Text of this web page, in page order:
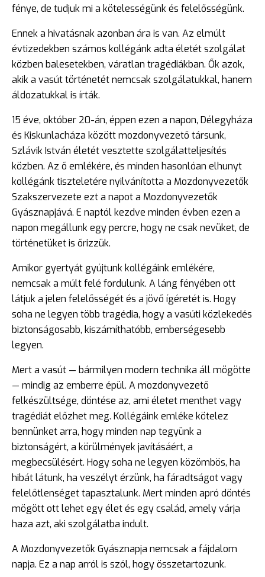
fénye, de tudjuk mi a kötelességünk és felelősségünk.
Ennek a hivatásnak azonban ára is van. Az elmúlt
évtizedekben számos kollégánk adta életét szolgálat
közben balesetekben, váratlan tragédiákban. Ők azok,
akik a vasút történetét nemcsak szolgálatukkal, hanem
áldozatukkal is írták.
15 éve, október 20-án, éppen ezen a napon, Délegyháza
és Kiskunlacháza között mozdonyvezető társunk,
Szlávik István életét vesztette szolgálatteljesítés
közben. Az ő emlékére, és minden hasonlóan elhunyt
kollégánk tiszteletére nyilvánította a Mozdonyvezetők
Szakszervezete ezt a napot a Mozdonyvezetők
Gyásznapjává. E naptól kezdve minden évben ezen a
napon megállunk egy percre, hogy ne csak nevüket, de
történetüket is őrizzük.
Amikor gyertyát gyújtunk kollégáink emlékére,
nemcsak a múlt felé fordulunk. A láng fényében ott
látjuk a jelen felelősségét és a jövő ígéretét is. Hogy
soha ne legyen több tragédia, hogy a vasúti közlekedés
biztonságosabb, kiszámíthatóbb, emberségesebb
legyen.
Mert a vasút — bármilyen modern technika áll mögötte
— mindig az emberre épül. A mozdonyvezető
felkészültsége, döntése az, ami életet menthet vagy
tragédiát előzhet meg. Kollégáink emléke kötelez
bennünket arra, hogy minden nap tegyünk a
biztonságért, a körülmények javításáért, a
megbecsülésért. Hogy soha ne legyen közömbös, ha
hibát látunk, ha veszélyt érzünk, ha fáradtságot vagy
felelőtlenséget tapasztalunk. Mert minden apró döntés
mögött ott lehet egy élet és egy család, amely várja
haza azt, aki szolgálatba indult.
A Mozdonyvezetők Gyásznapja nemcsak a fájdalom
napja. Ez a nap arról is szól, hogy összetartozunk.